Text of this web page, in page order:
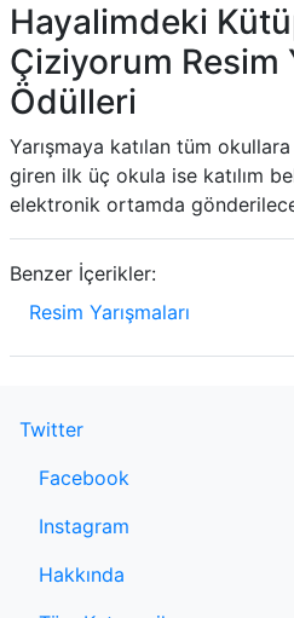
Hayalimdeki
Çiziyorum Resim
Ödülleri
Yarışmaya katılan tüm
giren ilk üç okula ise katılım
elektronik ortamda
Benzer İçerikler:
Resim Yarışmaları
Twitter
Facebook
Instagram
Hakkında